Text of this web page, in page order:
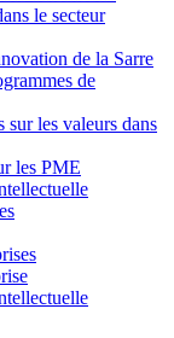
le secteur
de la Sarre
de
sur les valeurs dans
les PME